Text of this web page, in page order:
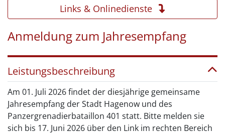
Links & Onlinedienste
Anmeldung zum Jahresempfang
Leistungsbeschreibung
Am 01. Juli 2026 findet der diesjährige gemeinsame
Jahresempfang der Stadt Hagenow und des
Panzergrenadierbataillon 401 statt. Bitte melden sie
sich bis 17. Juni 2026 über den Link im rechten Bereich